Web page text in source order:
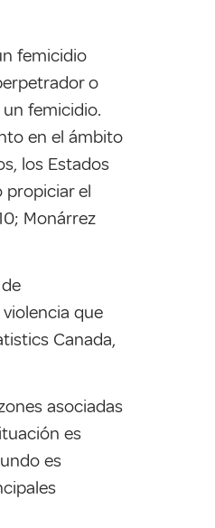
femicidio
o
femicidio.
en el ámbito
los Estados
propiciar el
Monárrez
que
Canada,
asociadas
es
es